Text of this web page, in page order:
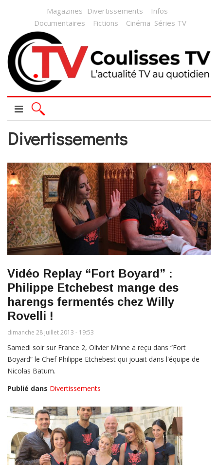
Magazines Divertissements
Infos
Documentaires
Fictions Cinéma Séries TV
Divertissements
Vidéo Replay “Fort Boyard” :
Philippe Etchebest mange des
harengs fermentés chez Willy
Rovelli !
dimanche 28 juillet 2013 - 19:53
Samedi soir sur France 2, Olivier Minne a reçu dans “Fort
Boyard” le Chef Philippe Etchebest qui jouait dans l'équipe de
Nicolas Batum.
Publié dans Divertissements